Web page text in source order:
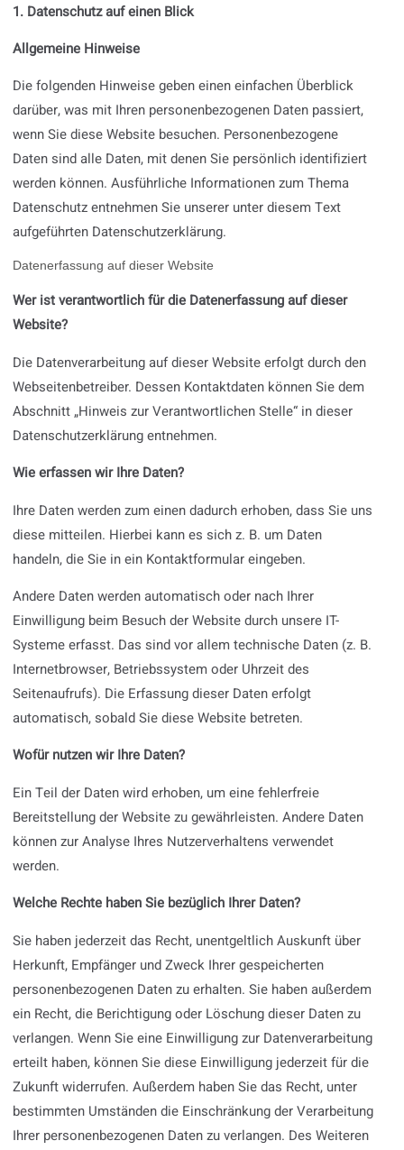
1. Datenschutz auf einen Blick
Allgemeine Hinweise
Die folgenden Hinweise geben einen einfachen Überblick
darüber, was mit Ihren personenbezogenen Daten passiert,
wenn Sie diese Website besuchen. Personenbezogene
Daten sind alle Daten, mit denen Sie persönlich identifiziert
werden können. Ausführliche Informationen zum Thema
Datenschutz entnehmen Sie unserer unter diesem Text
aufgeführten Datenschutzerklärung.
Datenerfassung auf dieser Website
Wer ist verantwortlich für die Datenerfassung auf dieser
Website?
Die Datenverarbeitung auf dieser Website erfolgt durch den
Webseitenbetreiber. Dessen Kontaktdaten können Sie dem
Abschnitt „Hinweis zur Verantwortlichen Stelle“ in dieser
Datenschutzerklärung entnehmen.
Wie erfassen wir Ihre Daten?
Ihre Daten werden zum einen dadurch erhoben, dass Sie uns
diese mitteilen. Hierbei kann es sich z. B. um Daten
handeln, die Sie in ein Kontaktformular eingeben.
Andere Daten werden automatisch oder nach Ihrer
Einwilligung beim Besuch der Website durch unsere IT-
Systeme erfasst. Das sind vor allem technische Daten (z. B.
Internetbrowser, Betriebssystem oder Uhrzeit des
Seitenaufrufs). Die Erfassung dieser Daten erfolgt
automatisch, sobald Sie diese Website betreten.
Wofür nutzen wir Ihre Daten?
Ein Teil der Daten wird erhoben, um eine fehlerfreie
Bereitstellung der Website zu gewährleisten. Andere Daten
können zur Analyse Ihres Nutzerverhaltens verwendet
werden.
Welche Rechte haben Sie bezüglich Ihrer Daten?
Sie haben jederzeit das Recht, unentgeltlich Auskunft über
Herkunft, Empfänger und Zweck Ihrer gespeicherten
personenbezogenen Daten zu erhalten. Sie haben außerdem
ein Recht, die Berichtigung oder Löschung dieser Daten zu
verlangen. Wenn Sie eine Einwilligung zur Datenverarbeitung
erteilt haben, können Sie diese Einwilligung jederzeit für die
Zukunft widerrufen. Außerdem haben Sie das Recht, unter
bestimmten Umständen die Einschränkung der Verarbeitung
Ihrer personenbezogenen Daten zu verlangen. Des Weiteren